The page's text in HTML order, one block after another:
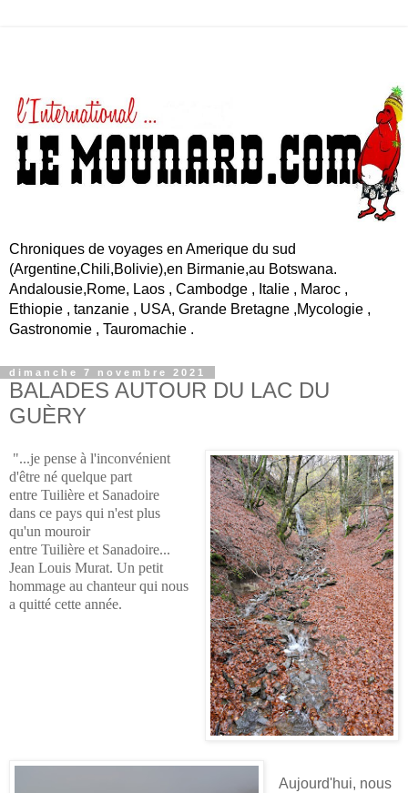
Chroniques de voyages en Amerique du sud
(Argentine,Chili,Bolivie),en Birmanie,au Botswana.
Andalousie,Rome, Laos , Cambodge , Italie , Maroc ,
Ethiopie , tanzanie , USA, Grande Bretagne ,Mycologie ,
Gastronomie , Tauromachie .
dimanche 7 novembre 2021
BALADES AUTOUR DU LAC DU
GUÈRY
"...je pense à l'inconvénient
d'être né quelque part
entre Tuilière et Sanadoire
dans ce pays qui n'est plus
qu'un mouroir
entre Tuilière et Sanadoire...
Jean Louis Murat. Un petit
hommage au chanteur qui nous
a quitté cette année.
Aujourd'hui, nous